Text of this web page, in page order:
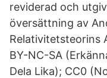
reviderad och
översättning av
Relativitetsteorins
BY-NC-SA
Dela Lika); CC0